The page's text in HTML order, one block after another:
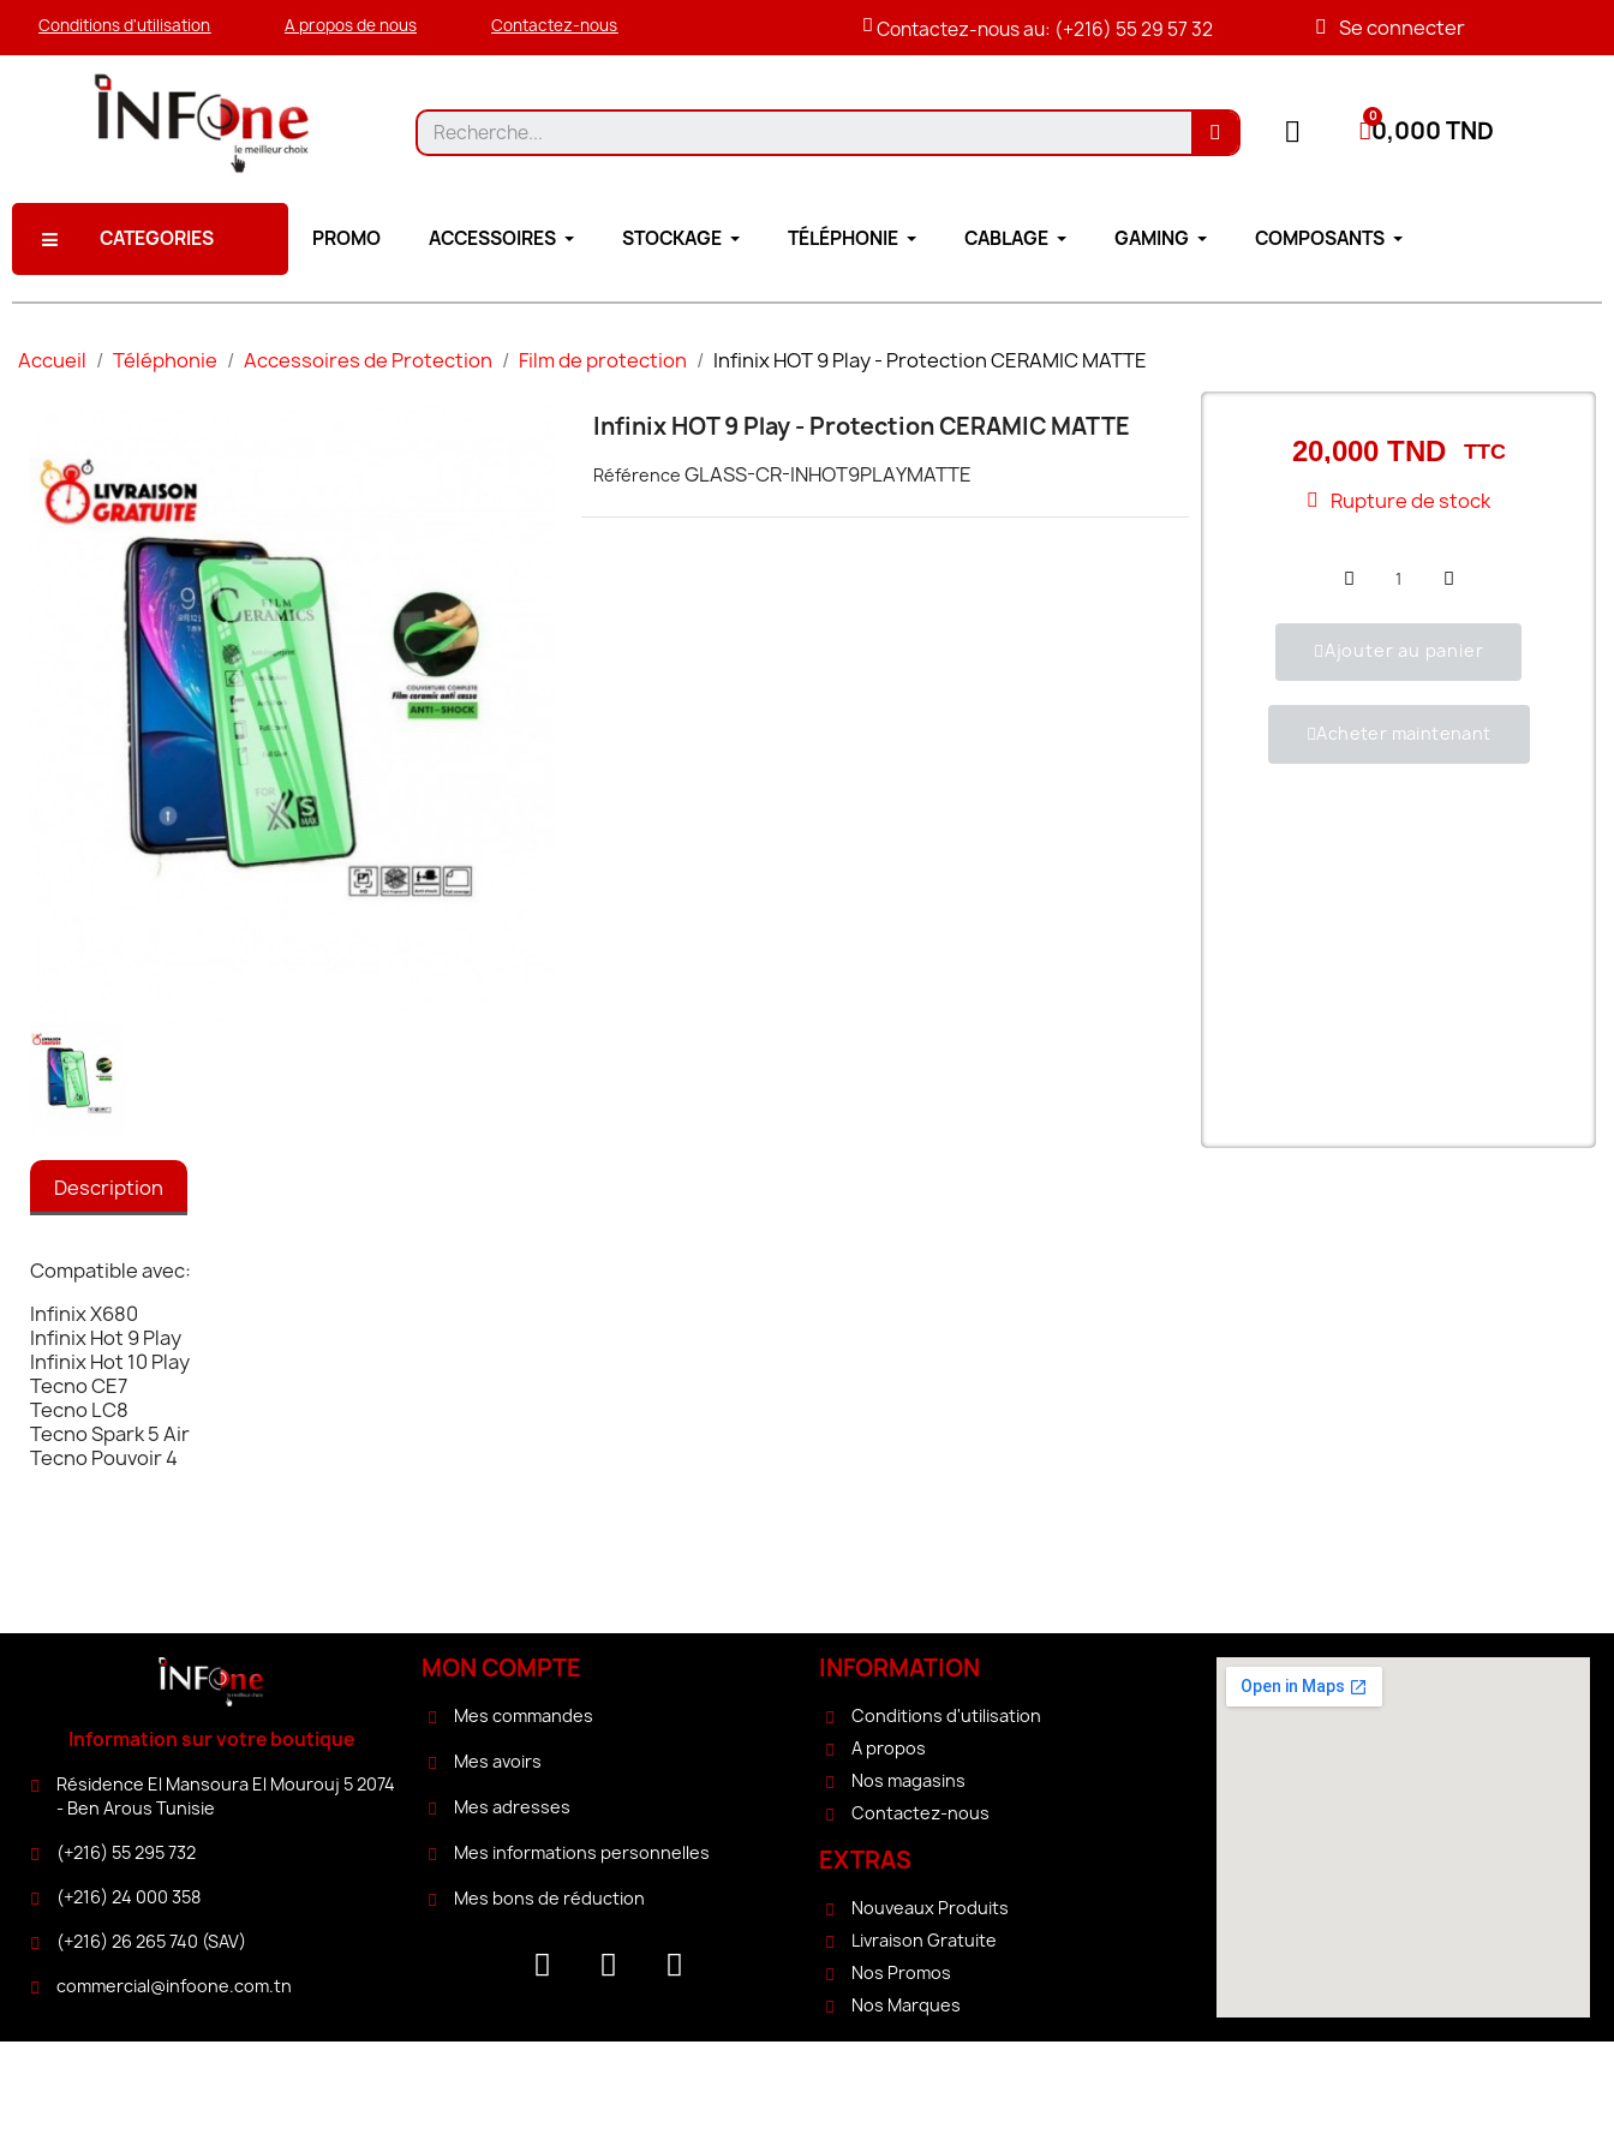
Conditions d'utilisation A propos de nous Contactez-nous Contactez-nous au: (+216) 55 29 57 32 Se connecter
0,000 TND
CATEGORIES PROMO ACCESSOIRES STOCKAGE TÉLÉPHONIE CABLAGE GAMING COMPOSANTS
Accueil Téléphonie Accessoires de Protection Film de protection Infinix HOT 9 Play - Protection CERAMIC MATTE
Infinix HOT 9 Play - Protection CERAMIC MATTE
Référence GLASS-CR-INHOT9PLAYMATTE
20,000 TND TTC
Rupture de stock
Ajouter au panier
Acheter maintenant
Description
Compatible avec:
Infinix X680
Infinix Hot 9 Play
Infinix Hot 10 Play
Tecno CE7
Tecno LC8
Tecno Spark 5 Air
Tecno Pouvoir 4
Information sur votre boutique
Résidence El Mansoura El Mourouj 5 2074
- Ben Arous Tunisie
(+216) 55 295 732
(+216) 24 000 358
(+216) 26 265 740 (SAV)
commercial@infoone.com.tn
MON COMPTE
Mes commandes
Mes avoirs
Mes adresses
Mes informations personnelles
Mes bons de réduction
INFORMATION
Conditions d'utilisation
A propos
Nos magasins
Contactez-nous
EXTRAS
Nouveaux Produits
Livraison Gratuite
Nos Promos
Nos Marques